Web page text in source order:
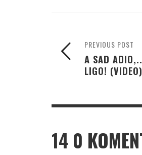
PREVIOUS POST
A SAD
LIGO! (VIDEO)
14 0